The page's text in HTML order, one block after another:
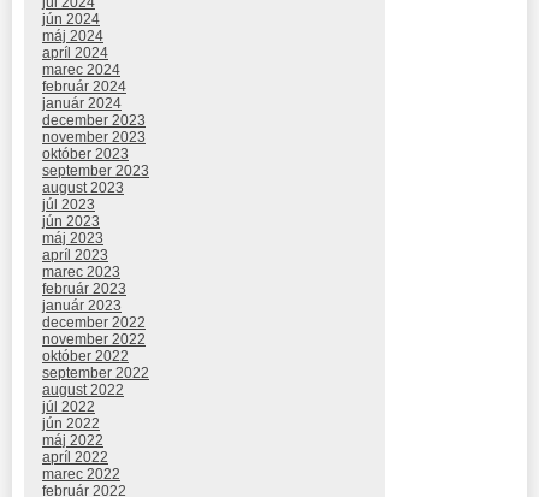
jún 2024
máj 2024
apríl 2024
marec 2024
február 2024
január 2024
december 2023
november 2023
október 2023
september 2023
august 2023
júl 2023
jún 2023
máj 2023
apríl 2023
marec 2023
február 2023
január 2023
december 2022
november 2022
október 2022
september 2022
august 2022
júl 2022
jún 2022
máj 2022
apríl 2022
marec 2022
február 2022